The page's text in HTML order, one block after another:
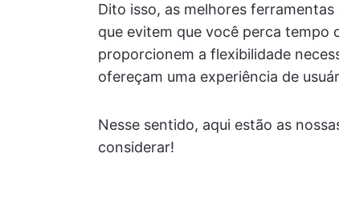
Dito isso, as melhores
que evitem que você perca tempo
proporcionem a flexibilidade
ofereçam uma experiência de
Nesse sentido, aqui estão as
considerar!